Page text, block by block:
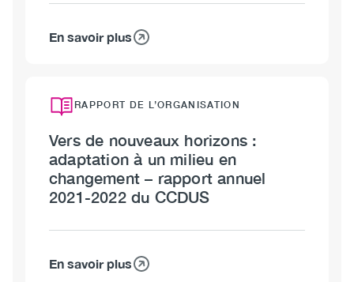
2024
CCDUS
En savoir plus
sur
besoins
:
des
données
probantes
engendrent
retombées
RAPPORT DE L’ORGANISATION
Vers de nouveaux horizons :
adaptation à un milieu en
changement – rapport annuel
2021-2022 du CCDUS
En savoir plus
sur